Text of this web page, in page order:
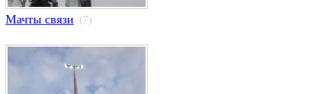
Мачты связи (7)